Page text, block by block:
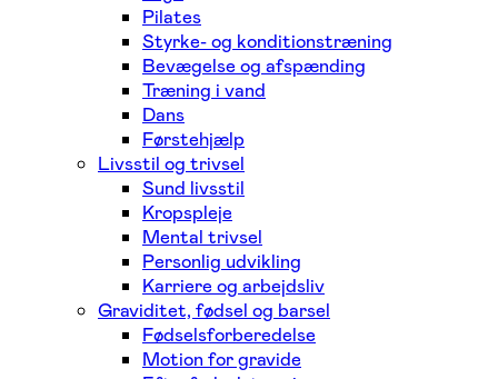
Pilates
Styrke- og konditionstræning
Bevægelse og afspænding
Træning i vand
Dans
Førstehjælp
Livsstil og trivsel
Sund livsstil
Kropspleje
Mental trivsel
Personlig udvikling
Karriere og arbejdsliv
Graviditet, fødsel og barsel
Fødselsforberedelse
Motion for gravide